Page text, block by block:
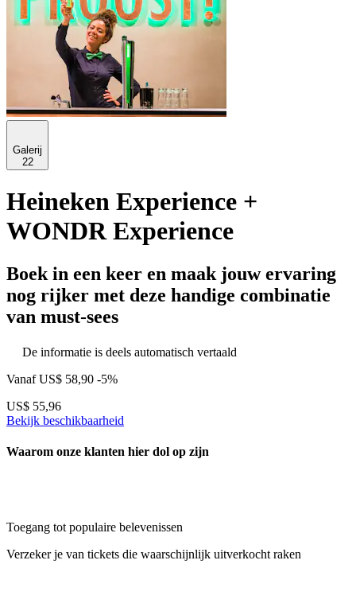
Galerij
22
Heineken Experience +
WONDR Experience
Boek in een keer en maak jouw ervaring
nog rijker met deze handige combinatie
van must-sees
De informatie is deels automatisch vertaald
VanafUS$ 58,90 -5%
US$ 55,96
Bekijk beschikbaarheid
Waarom onze klanten hier dol op zijn
Toegang tot populaire belevenissen
Verzeker je van tickets die waarschijnlijk uitverkocht raken